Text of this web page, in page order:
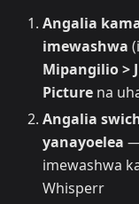
Angalia
imewashwa
Mipangilio >
Picture na
Angalia
yanayoelea
imewashwa
Whisperr